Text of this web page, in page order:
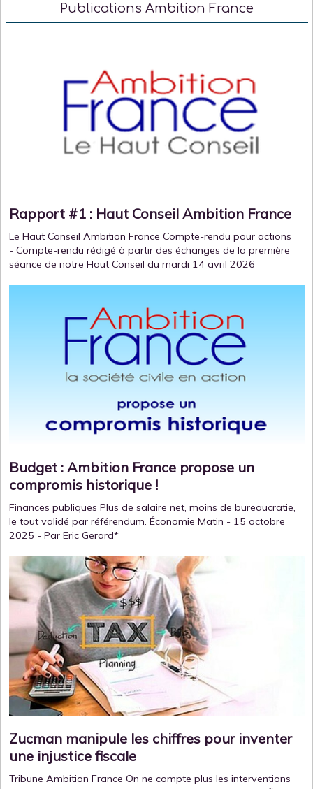
Publications Ambition France
Rapport #1 : Haut Conseil Ambition France
Le Haut Conseil Ambition France Compte-rendu pour actions
- Compte-rendu rédigé à partir des échanges de la première
séance de notre Haut Conseil du mardi 14 avril 2026
Budget : Ambition France propose un
compromis historique !
Finances publiques Plus de salaire net, moins de bureaucratie,
le tout validé par référendum. Économie Matin - 15 octobre
2025 - Par Eric Gerard*
Zucman manipule les chiffres pour inventer
une injustice fiscale
Tribune Ambition France On ne compte plus les interventions